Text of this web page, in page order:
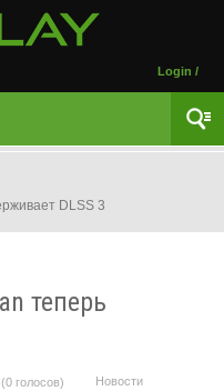
Login /
DLSS 3
теперь
(0 голосов)
Новости